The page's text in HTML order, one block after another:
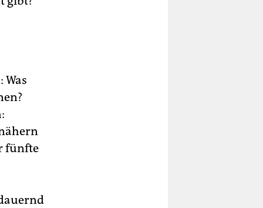
fünfte